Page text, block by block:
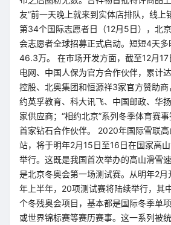
友”前一天晚上就来到实体店排队，线
第34个国际志愿者日（12月5日），北
会志愿者全球招募正式启动。短短4天
46.3万。 在市场开发方面，截至12月17
电网、中国人保为官方合作伙伴，累计
控股、北奥集团和恒源祥3家官方赞助
约英孚教育、科大讯飞、中国邮政、华
家供应商；“相约北京”系列冬季体育赛
首家钻石合作伙伴。 2020年国际雪联
站，将于明年2月15日至16日在国家高
举行。这既是我国首次举办的高山滑雪
是北京冬奥会第一场测试赛。从明年2月
年上半年，20项测试赛将陆续举行，其
个冬残奥会项目，基本都是国际冬季单
或世界锦标赛等赛历赛事。这一系列被